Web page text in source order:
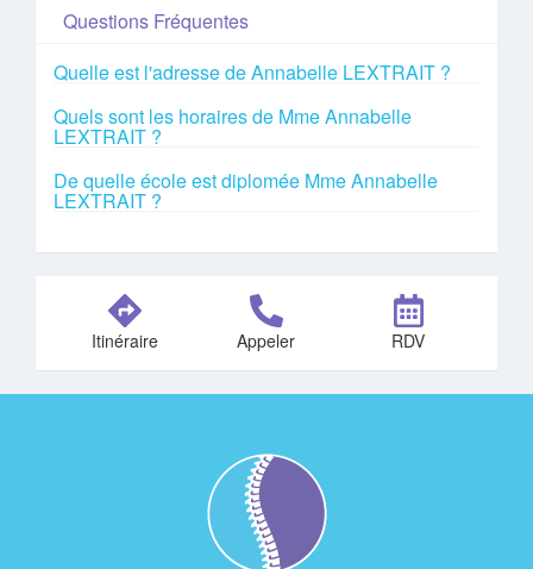
Questions Fréquentes
Quelle est l'adresse de Annabelle LEXTRAIT ?
Quels sont les horaires de Mme Annabelle
LEXTRAIT ?
De quelle école est diplomée Mme Annabelle
LEXTRAIT ?
Itinéraire Appeler RDV